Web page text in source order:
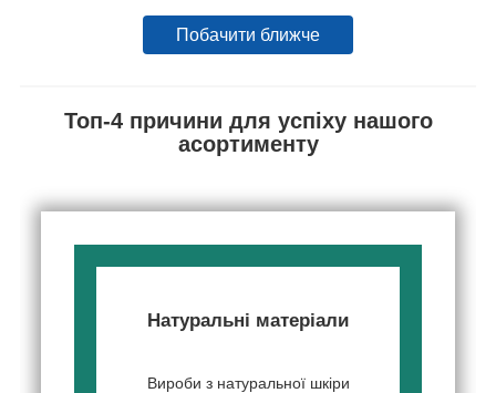
Побачити ближче
Топ-4 причини для успіху нашого
асортименту
Натуральні матеріали
Вироби з натуральної шкіри